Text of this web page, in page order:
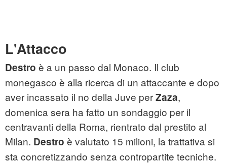
L'Attacco
Destro è a un passo dal Monaco. Il club
monegasco è alla ricerca di un attaccante e dopo
aver incassato il no della Juve perZaza,
domenica sera ha fatto un sondaggio per il
centravanti della Roma, rientrato dal prestito al
Milan. Destro è valutato 15 milioni, la trattativa si
sta concretizzando senza contropartite tecniche.